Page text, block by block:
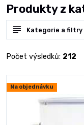
Produkty z
Kategorie a filtry
Počet výsledků: 212
Na objednávku